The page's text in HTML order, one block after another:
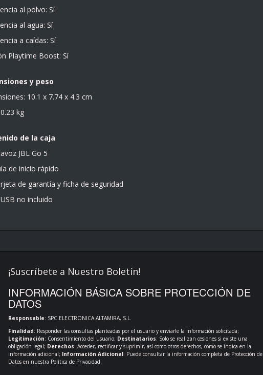
al polvo: Sí
al agua: Sí
a caídas: Sí
Playtime Boost: Sí
y peso
10.1 x 7.74 x 4.3 cm
kg
de la caja
JBL Go 5
de inicio rápido
de garantía y ficha de seguridad
no incluido
¡Suscríbete a Nuestro Boletín!
INFORMACIÓN BÁSICA SOBRE PROTECCIÓN DE
DATOS
Responsable: SPC ELECTRONICA ALTAMIRA, S.L.
Finalidad: Responder las consultas planteadas por el usuario y enviarle la información solicitada;
Legitimación: Consentimiento del usuario; Destinatarios: Solo se realizan cesiones si existe una
obligación legal; Derechos: Acceder, rectificar y suprimir, así como otros derechos, como se indica en la
información adicional; Información Adicional: Puede consultar la información completa de Protección de
Datos en nuestra Política de Privacidad.